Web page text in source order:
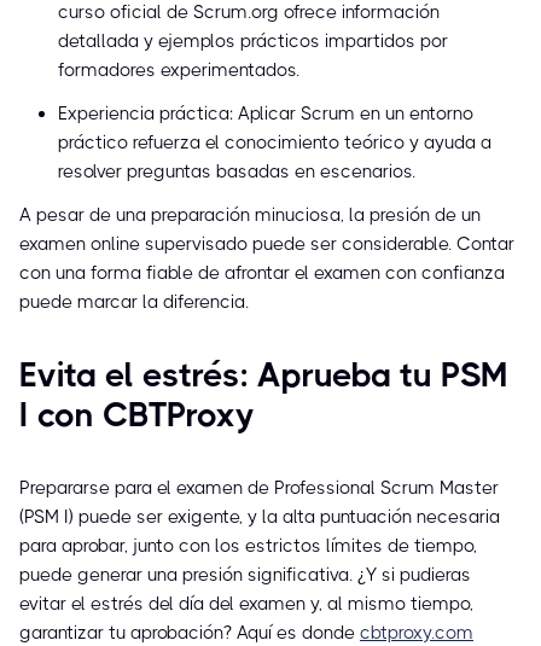
curso oficial de Scrum.org ofrece información
detallada y ejemplos prácticos impartidos por
formadores experimentados.
Experiencia práctica: Aplicar Scrum en un entorno
práctico refuerza el conocimiento teórico y ayuda a
resolver preguntas basadas en escenarios.
A pesar de una preparación minuciosa, la presión de un
examen online supervisado puede ser considerable. Contar
con una forma fiable de afrontar el examen con confianza
puede marcar la diferencia.
Evita el estrés: Aprueba tu PSM
I con CBTProxy
Prepararse para el examen de Professional Scrum Master
(PSM I) puede ser exigente, y la alta puntuación necesaria
para aprobar, junto con los estrictos límites de tiempo,
puede generar una presión significativa. ¿Y si pudieras
evitar el estrés del día del examen y, al mismo tiempo,
garantizar tu aprobación? Aquí es donde cbtproxy.com